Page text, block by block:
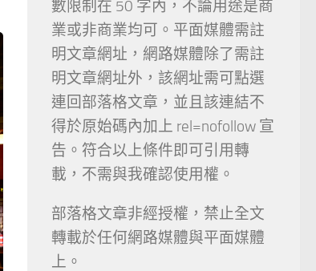
數限制在 50 字內，不論用途是商
業或非商業均可。平面媒體需註
明文章網址，網路媒體除了需註
明文章網址外，該網址需可點選
連回部落格文章，並且該連結不
得於原始碼內加上 rel=nofollow 宣
告。符合以上條件即可引用轉
載，不需與我確認使用權。
部落格文章非經授權，禁止全文
轉載於任何網路媒體與平面媒體
上。